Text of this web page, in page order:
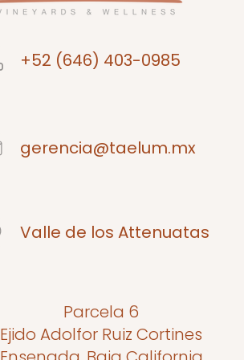
+52 (646) 403-0985
gerencia@taelum.mx
Valle de los Attenuatas
Parcela 6
Ejido Adolfor Ruiz Cortines